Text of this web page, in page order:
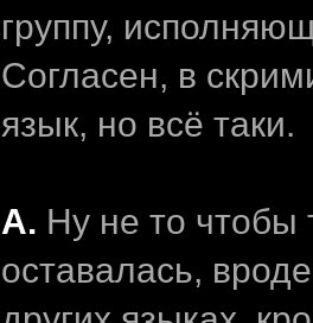
группу,
Согласен, в
язык, но всё таки.
А. Ну не то чтобы
оставалась,